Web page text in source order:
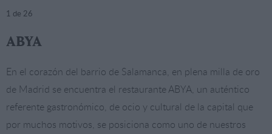
1 de 26
ABYA
En el corazón del barrio de Salamanca, en plena milla de oro
de Madrid se encuentra el restaurante ABYA, un auténtico
referente gastronómico, de ocio y cultural de la capital que
por muchos motivos, se posiciona como uno de nuestros